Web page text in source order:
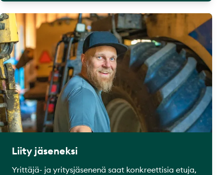
Liity jäseneksi
Yrittäjä- ja yritysjäsenenä saat konkreettisia etuja,